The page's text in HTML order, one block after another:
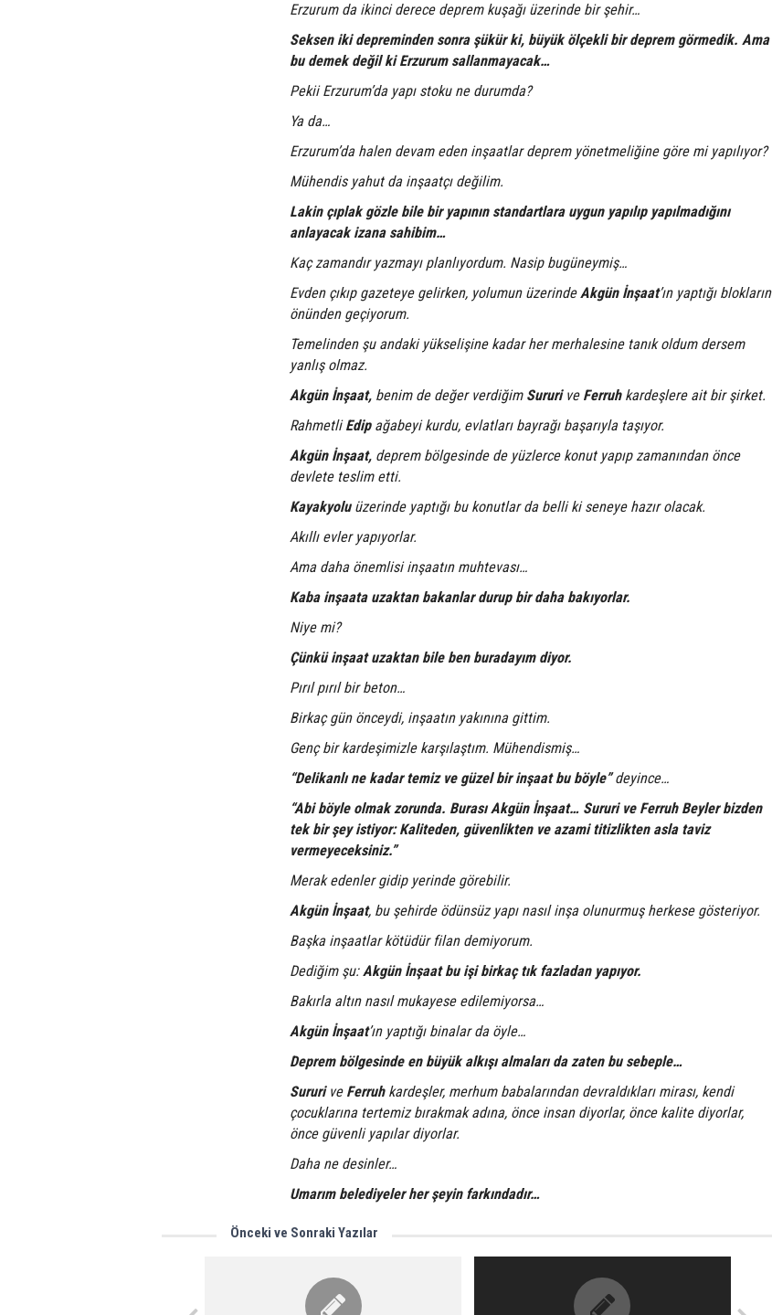
Erzurum da ikinci derece deprem kuşağı üzerinde bir şehir…
Seksen iki depreminden sonra şükür ki, büyük ölçekli bir deprem görmedik. Ama
bu demek değil ki Erzurum sallanmayacak…
Pekii Erzurum’da yapı stoku ne durumda?
Ya da…
Erzurum’da halen devam eden inşaatlar deprem yönetmeliğine göre mi yapılıyor?
Mühendis yahut da inşaatçı değilim.
Lakin çıplak gözle bile bir yapının standartlara uygun yapılıp yapılmadığını
anlayacak izana sahibim…
Kaç zamandır yazmayı planlıyordum. Nasip bugüneymiş…
Evden çıkıp gazeteye gelirken, yolumun üzerindeAkgün İnşaat’ın yaptığı blokların
önünden geçiyorum.
Temelinden şu andaki yükselişine kadar her merhalesine tanık oldum dersem
yanlış olmaz.
Akgün İnşaat, benim de değer verdiğim Sururi ve Ferruhkardeşlere ait bir şirket.
RahmetliEdipağabeyi kurdu, evlatları bayrağı başarıyla taşıyor.
Akgün İnşaat, deprem bölgesinde de yüzlerce konut yapıp zamanından önce
devlete teslim etti.
Kayakyoluüzerinde yaptığı bu konutlar da belli ki seneye hazır olacak.
Akıllı evler yapıyorlar.
Ama daha önemlisi inşaatın muhtevası…
Kaba inşaata uzaktan bakanlar durup bir daha bakıyorlar.
Niye mi?
Çünkü inşaat uzaktan bile ben buradayım diyor.
Pırıl pırıl bir beton…
Birkaç gün önceydi, inşaatın yakınına gittim.
Genç bir kardeşimizle karşılaştım. Mühendismiş…
“Delikanlı ne kadar temiz ve güzel bir inşaat bu böyle”deyince…
“Abi böyle olmak zorunda. Burası Akgün İnşaat… Sururi ve Ferruh Beyler bizden
tek bir şey istiyor: Kaliteden, güvenlikten ve azami titizlikten asla taviz
vermeyeceksiniz.”
Merak edenler gidip yerinde görebilir.
Akgün İnşaat, bu şehirde ödünsüz yapı nasıl inşa olunurmuş herkese gösteriyor.
Başka inşaatlar kötüdür filan demiyorum.
Dediğim şu:Akgün İnşaat bu işi birkaç tık fazladan yapıyor.
Bakırla altın nasıl mukayese edilemiyorsa…
Akgün İnşaat’ın yaptığı binalar da öyle…
Deprem bölgesinde en büyük alkışı almaları da zaten bu sebeple…
Sururi ve Ferruhkardeşler, merhum babalarından devraldıkları mirası, kendi
çocuklarına tertemiz bırakmak adına, önce insan diyorlar, önce kalite diyorlar,
önce güvenli yapılar diyorlar.
Daha ne desinler…
Umarım belediyeler her şeyin farkındadır…
Önceki ve Sonraki Yazılar